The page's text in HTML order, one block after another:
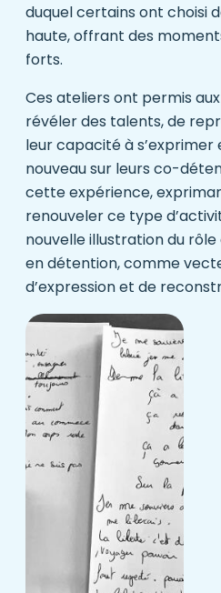
duquel certains ont choisi
haute, offrant des
forts.
Ces ateliers ont permis
révéler des talents, de
leur capacité à
nouveau sur leurs co-
cette expérience,
renouveler ce type
nouvelle illustration du
en détention, comme
d’expression et de